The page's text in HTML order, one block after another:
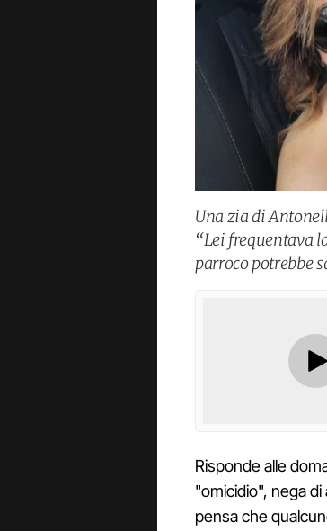
Una zia di
“Lei frequentava
parroco potrebbe
Risponde alle
"omicidio", nega
pensa che